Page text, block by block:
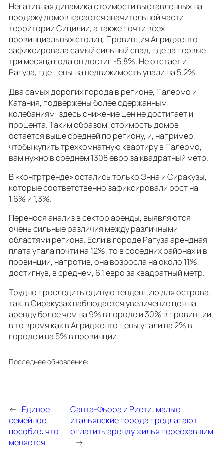
Негативная динамика стоимости выставленных на
продажу домов касается значительной части
территории Сицилии, а также почти всех
провинциальных столиц. Провинция Агридженто
зафиксировала самый сильный спад, где за первые
три месяца года он достиг -5,8%. Не отстает и
Рагуза, где цены на недвижимость упали на 5,2%.
Два самых дорогих города в регионе, Палермо и
Катания, подвержены более сдержанным
колебаниям: здесь снижение цен не достигает и
процента. Таким образом, стоимость домов
остается выше средней по региону, и, например,
чтобы купить трехкомнатную квартиру в Палермо,
вам нужно в среднем 1308 евро за квадратный метр.
В «контртренде» остались только Энна и Сиракузы,
которые соответственно зафиксировали рост на
1,6% и 1,3%.
Перенося анализ в сектор аренды, выявляются
очень сильные различия между различными
областями региона. Если в городе Рагуза арендная
плата упала почти на 12%, то в соседних районах и в
провинции, напротив, она возросла на около 11%,
достигнув, в среднем, 6,1 евро за квадратный метр.
Трудно проследить единую тенденцию для острова:
так, в Сиракузах наблюдается увеличение цен на
аренду более чем на 9% в городе и 30% в провинции,
в то время как в Агридженто цены упали на 2% в
городе и на 5% в провинции.
Последнее обновление:
← Единое
семейное
пособие: что
меняется
Санта-Фьора и Риети: малые
итальянские города предлагают
оплатить аренду жилья переехавшим
→